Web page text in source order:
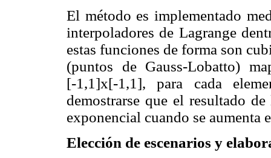
El método es implementado
interpoladores de Lagrange
estas funciones de forma son
(puntos de Gauss-Lobatto)
[-1,1]x[-1,1], para cada
demostrarse que el resultado
exponencial cuando se aumenta
Elección de escenarios y